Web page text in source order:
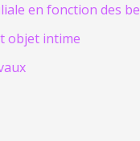
en fonction des
objet intime